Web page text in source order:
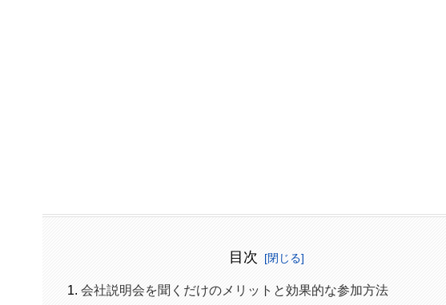
目次
会社説明会を聞くだけのメリットと効果的な参加方法